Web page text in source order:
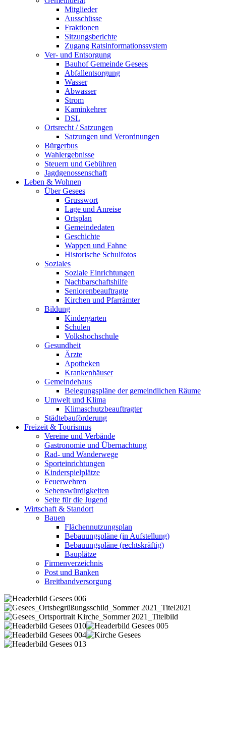
Mitglieder
Ausschüsse
Fraktionen
Sitzungsberichte
Zugang Ratsinformationssystem
Ver- und Entsorgung
Bauhof Gemeinde Gesees
Abfallentsorgung
Wasser
Abwasser
Strom
Kaminkehrer
DSL
Ortsrecht / Satzungen
Satzungen und Verordnungen
Bürgerbus
Wahlergebnisse
Steuern und Gebühren
Jagdgenossenschaft
Leben & Wohnen
Über Gesees
Grusswort
Lage und Anreise
Ortsplan
Gemeindedaten
Geschichte
Wappen und Fahne
Historische Schulfotos
Soziales
Soziale Einrichtungen
Nachbarschaftshilfe
Seniorenbeauftragte
Kirchen und Pfarrämter
Bildung
Kindergarten
Schulen
Volkshochschule
Gesundheit
Ärzte
Apotheken
Krankenhäuser
Gemeindehaus
Belegungspläne der gemeindlichen Räume
Umwelt und Klima
Klimaschutzbeauftragter
Städtebauförderung
Freizeit & Tourismus
Vereine und Verbände
Gastronomie und Übernachtung
Rad- und Wanderwege
Sporteinrichtungen
Kinderspielplätze
Feuerwehren
Sehenswürdigkeiten
Seite für die Jugend
Wirtschaft & Standort
Bauen
Flächennutzungsplan
Bebauungspläne (in Aufstellung)
Bebauungspläne (rechtskräftig)
Bauplätze
Firmenverzeichnis
Post und Banken
Breitbandversorgung